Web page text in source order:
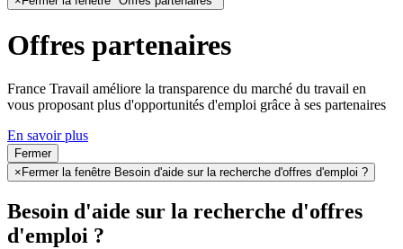
Offres partenaires
France Travail améliore la transparence du marché du travail en
vous proposant plus d'opportunités d'emploi grâce à ses partenaires
En savoir plus
Fermer
× Fermer la fenêtre Besoin d'aide sur la recherche d'offres d'emploi ?
Besoin d'aide sur la recherche d'offres
d'emploi ?